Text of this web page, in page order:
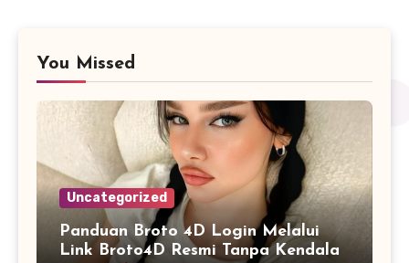
You Missed
Uncategorized
Panduan Broto 4D Login Melalui
Link Broto4D Resmi Tanpa Kendala